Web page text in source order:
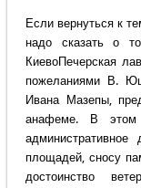
Если вернуться к
надо сказать о
КиевоПечерская
пожеланиями В.
Ивана Мазепы,
анафеме. В этом
площадей, сносу
достоинство